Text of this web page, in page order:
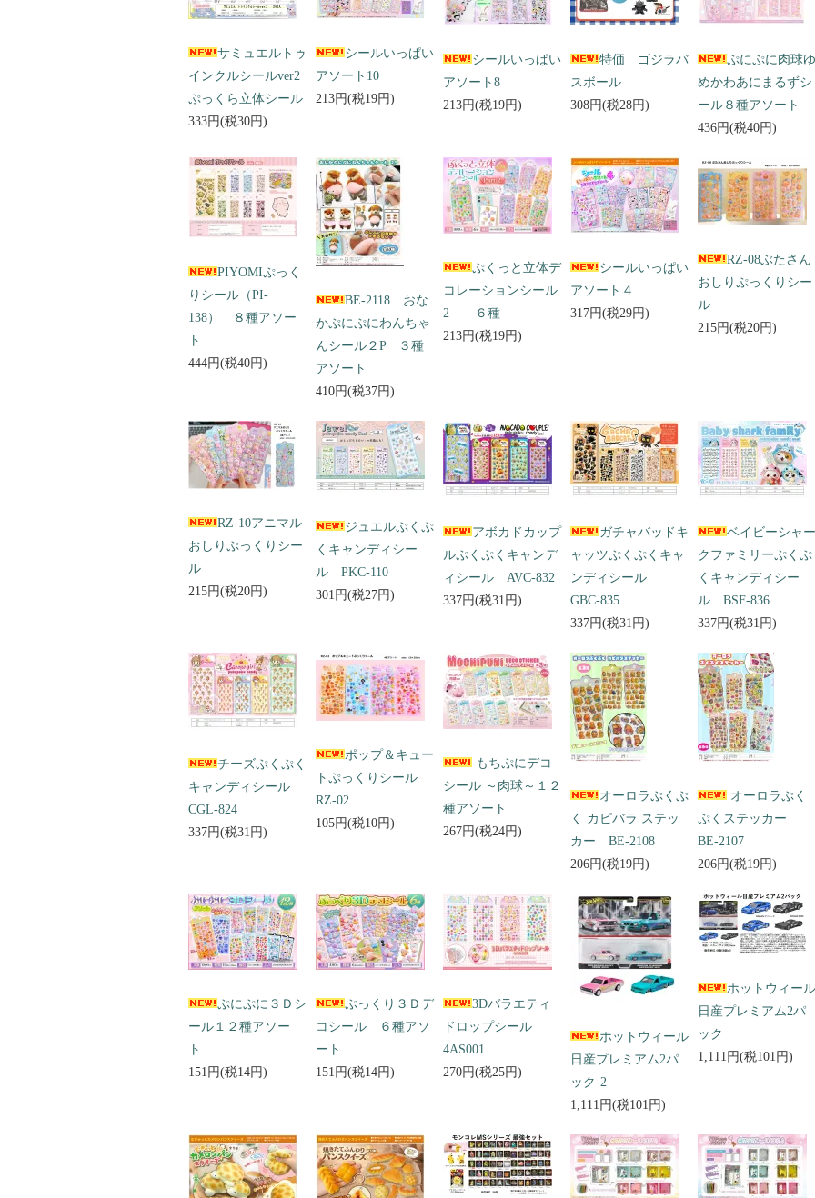
サミュエルトゥ
インクルシールver2
ぷっくら立体シール
333円(税30円)
シールいっぱい
アソート10
213円(税19円)
シールいっぱい
アソート8
213円(税19円)
特価 ゴジラバ
スボール
308円(税28円)
ぷにぷに肉球ゆ
めかわあにまるずシ
ール８種アソート
436円(税40円)
PIYOMIぷっく
りシール（PI-
138） ８種アソー
ト
444円(税40円)
BE-2118 おな
かぷにぷにわんちゃ
んシール２P ３種
アソート
410円(税37円)
ぷくっと立体デ
コレーションシール
2 ６種
213円(税19円)
シールいっぱい
アソート４
317円(税29円)
RZ-08ぶたさん
おしりぷっくりシー
ル
215円(税20円)
RZ-10アニマル
おしりぷっくりシー
ル
215円(税20円)
ジュエルぷくぷ
くキャンディシー
ル PKC-110
301円(税27円)
アボカドカップ
ルぷくぷくキャンデ
ィシール AVC-832
337円(税31円)
ガチャバッドキ
ャッツぷくぷくキャ
ンディシール
GBC-835
337円(税31円)
ベイビーシャー
クファミリーぷくぷ
くキャンディシー
ル BSF-836
337円(税31円)
チーズぷくぷく
キャンディシール
CGL-824
337円(税31円)
ポップ＆キュー
トぷっくりシール
RZ-02
105円(税10円)
もちぷにデコ
シール ～肉球～１２
種アソート
267円(税24円)
オーロラぷくぷ
く カピバラ ステッ
カー BE-2108
206円(税19円)
オーロラぷく
ぷくステッカー
BE-2107
206円(税19円)
ぷにぷに３Ｄシ
ール１２種アソー
ト
151円(税14円)
ぷっくり３Ｄデ
コシール ６種アソ
ート
151円(税14円)
3Dバラエティ
ドロップシール
4AS001
270円(税25円)
ホットウィール
日産プレミアム2パ
ック-2
1,111円(税101円)
ホットウィール
日産プレミアム2パ
ック
1,111円(税101円)